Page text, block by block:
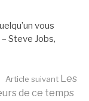
vous
Steve Jobs,
Article suivant Les
de ce temps